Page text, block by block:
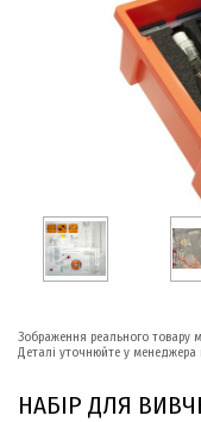
Зображення реального товару
Деталі уточнюйте у менеджера
НАБІР ДЛЯ